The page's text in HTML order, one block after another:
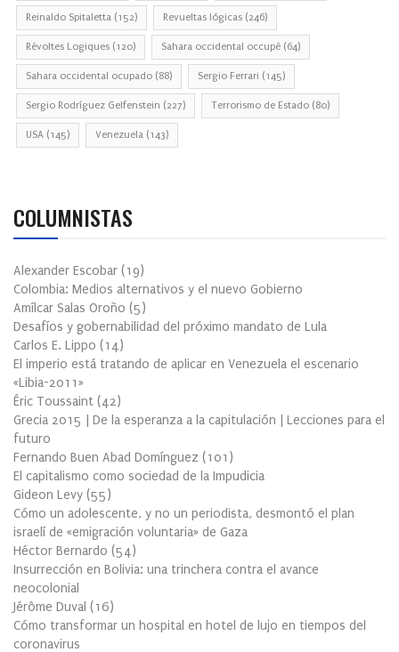
Reinaldo Spitaletta (152) Revueltas lógicas (246)
Révoltes Logiques (120) Sahara occidental occupé (64)
Sahara occidental ocupado (88) Sergio Ferrari (145)
Sergio Rodríguez Gelfenstein (227) Terrorismo de Estado (80)
USA (145) Venezuela (143)
COLUMNISTAS
Alexander Escobar (19)
Colombia: Medios alternativos y el nuevo Gobierno
Amílcar Salas Oroño (5)
Desafíos y gobernabilidad del próximo mandato de Lula
Carlos E. Lippo (14)
El imperio está tratando de aplicar en Venezuela el escenario
«Libia-2011»
Éric Toussaint (42)
Grecia 2015 | De la esperanza a la capitulación | Lecciones para el
futuro
Fernando Buen Abad Domínguez (101 )
El capitalismo como sociedad de la Impudicia
Gideon Levy (55)
Cómo un adolescente, y no un periodista, desmontó el plan
israelí de «emigración voluntaria» de Gaza
Héctor Bernardo (54)
Insurrección en Bolivia: una trinchera contra el avance
neocolonial
Jérôme Duval (16)
Cómo transformar un hospital en hotel de lujo en tiempos del
coronavirus